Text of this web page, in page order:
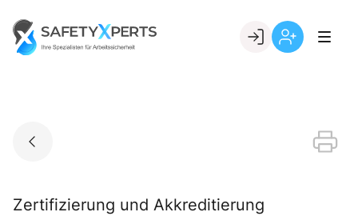
content
Go to landing page.
Zertifizierung und Akkreditierung